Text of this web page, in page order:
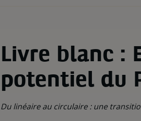
Livre blanc :
potentiel du
Du linéaire au circulaire : une